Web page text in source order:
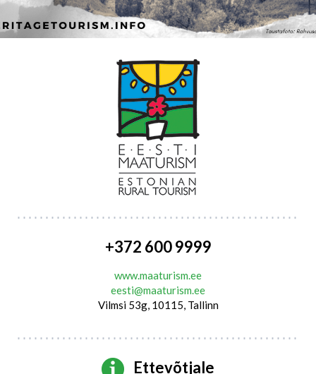
+372 600 9999
www.maaturism.ee
eesti@maaturism.ee
Vilmsi 53g, 10115, Tallinn
Ettevõtjale